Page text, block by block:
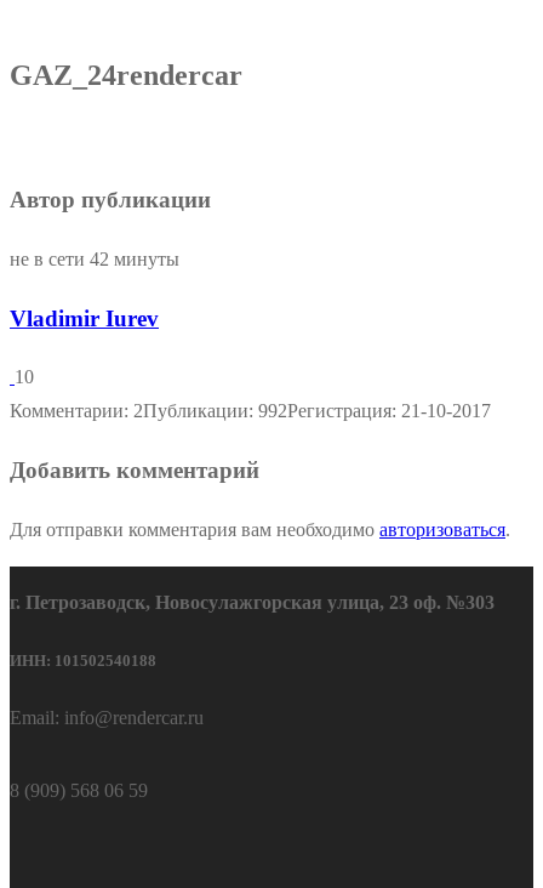
GAZ_24rendercar
Автор публикации
не в сети 42 минуты
Vladimir Iurev
10
Комментарии: 2Публикации: 992Регистрация: 21-10-2017
Добавить комментарий
Для отправки комментария вам необходимо авторизоваться.
г. Петрозаводск, Новосулажгорская улица, 23 оф. №303
ИНН: 101502540188
Email: info@rendercar.ru
8 (909) 568 06 59